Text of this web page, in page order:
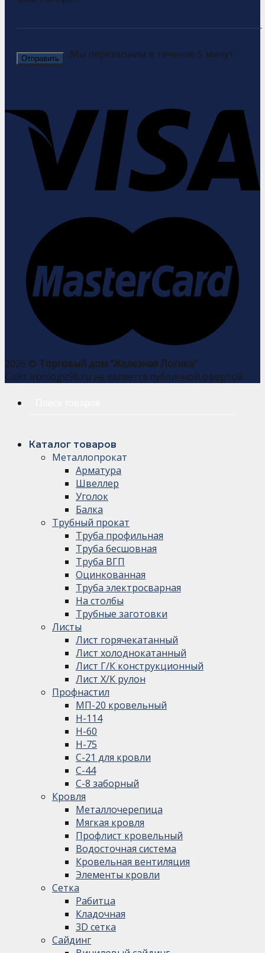
Мы перезвоним в течение 5 минут.
2026 © Торговый дом "Железная Логика"
Сайт ironlogic96.ru не является публичной офертой
Каталог товаров
Металлопрокат
Арматура
Швеллер
Уголок
Балка
Трубный прокат
Труба профильная
Труба бесшовная
Труба ВГП
Оцинкованная
Труба электросварная
На столбы
Трубные заготовки
Листы
Лист горячекатанный
Лист холоднокатанный
Лист Г/К конструкционный
Лист Х/К рулон
Профнастил
МП-20 кровельный
Н-114
Н-60
Н-75
С-21 для кровли
С-44
С-8 заборный
Кровля
Металлочерепица
Мягкая кровля
Профлист кровельный
Водосточная система
Кровельная вентиляция
Элементы кровли
Сетка
Рабитца
Кладочная
3D сетка
Сайдинг